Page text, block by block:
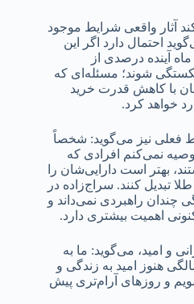
آثار واقعی شرایط موجود
احتمال دارد اگر این
ماه آینده درصدی از
شوند؛ مسئله‌ای که
با کاهش قدرت خرید
خواهد کرد.
فعلی نیز می‌گوید: شخصاً
نمی‌کنم افرادی که
بهتر است دارایی‌شان را
تبدیل کنند. سراج‌زاده در
چندان راهبردی نمی‌داند و
اهمیت بیشتری دارد.
و امید، می‌گوید: ما به
هنوز امید به زندگی و
و روزهای آرام‌تری پیش